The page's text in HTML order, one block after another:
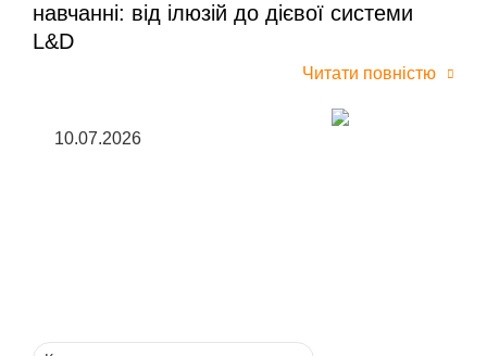
навчанні: від ілюзій до дієвої системи
L&D
Читати повністю
10.07.2026